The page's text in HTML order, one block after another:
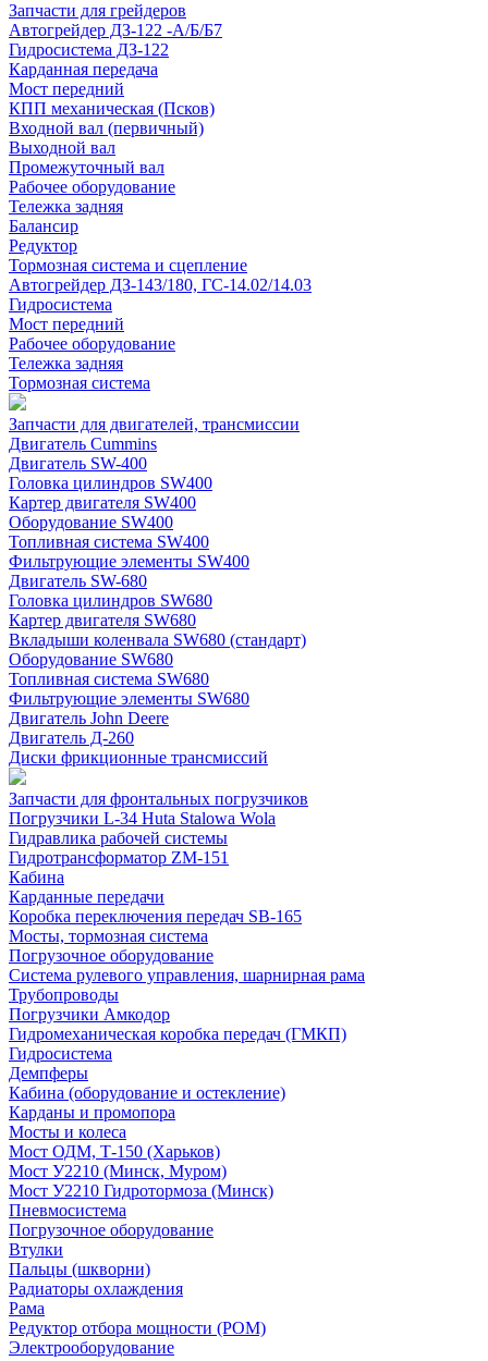
Запчасти для грейдеров
Автогрейдер ДЗ-122 -А/Б/Б7
Гидросистема ДЗ-122
Карданная передача
Мост передний
КПП механическая (Псков)
Входной вал (первичный)
Выходной вал
Промежуточный вал
Рабочее оборудование
Тележка задняя
Балансир
Редуктор
Тормозная система и сцепление
Автогрейдер ДЗ-143/180, ГС-14.02/14.03
Гидросистема
Мост передний
Рабочее оборудование
Тележка задняя
Тормозная система
Запчасти для двигателей, трансмиссии
Двигатель Cummins
Двигатель SW-400
Головка цилиндров SW400
Картер двигателя SW400
Оборудование SW400
Топливная система SW400
Фильтрующие элементы SW400
Двигатель SW-680
Головка цилиндров SW680
Картер двигателя SW680
Вкладыши коленвала SW680 (стандарт)
Оборудование SW680
Топливная система SW680
Фильтрующие элементы SW680
Двигатель John Deere
Двигатель Д-260
Диски фрикционные трансмиссий
Запчасти для фронтальных погрузчиков
Погрузчики L-34 Huta Stalowa Wola
Гидравлика рабочей системы
Гидротрансформатор ZM-151
Кабина
Карданные передачи
Коробка переключения передач SB-165
Мосты, тормозная система
Погрузочное оборудование
Система рулевого управления, шарнирная рама
Трубопроводы
Погрузчики Амкодор
Гидромеханическая коробка передач (ГМКП)
Гидросистема
Демпферы
Кабина (оборудование и остекление)
Карданы и промопора
Мосты и колеса
Мост ОДМ, Т-150 (Харьков)
Мост У2210 (Минск, Муром)
Мост У2210 Гидротормоза (Минск)
Пневмосистема
Погрузочное оборудование
Втулки
Пальцы (шкворни)
Радиаторы охлаждения
Рама
Редуктор отбора мощности (РОМ)
Электрооборудование